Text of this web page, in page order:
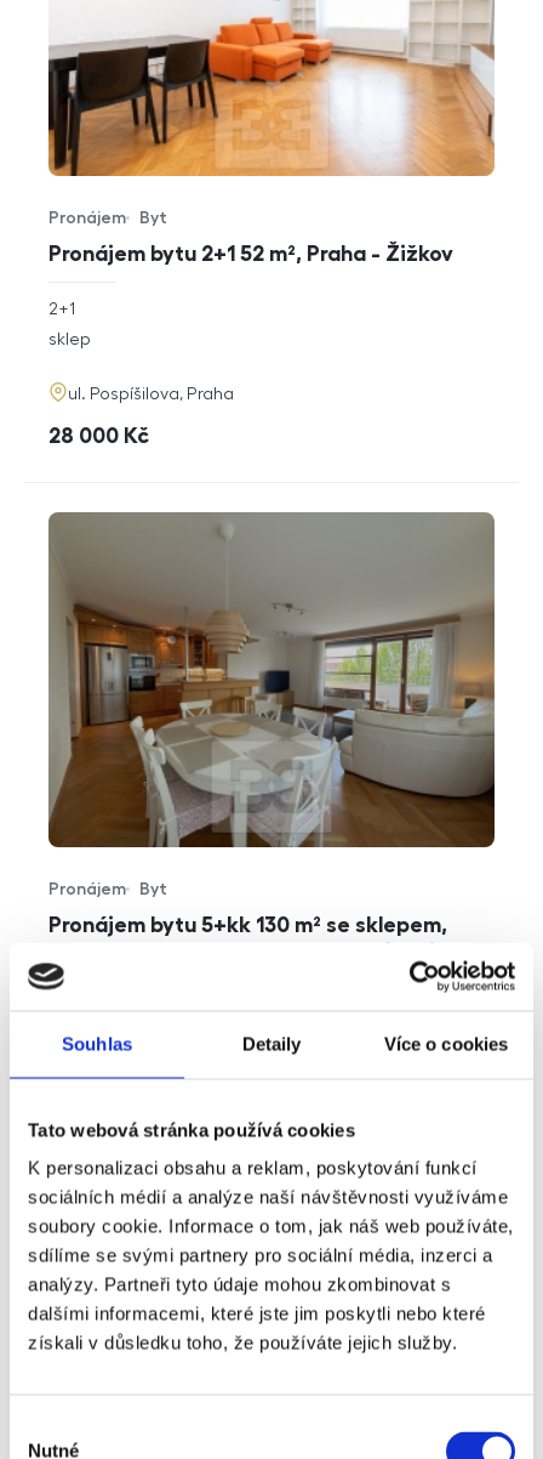
Souhlas Detaily Více o cookies
Tato webová stránka používá cookies
K personalizaci obsahu a reklam, poskytování funkcí
sociálních médií a analýze naší návštěvnosti využíváme
soubory cookie. Informace o tom, jak náš web používáte,
sdílíme se svými partnery pro sociální média, inzerci a
analýzy. Partneři tyto údaje mohou zkombinovat s
dalšími informacemi, které jste jim poskytli nebo které
získali v důsledku toho, že používáte jejich služby.
Nutné
Pronájem bytu 2+1 52 m², Praha - Žižkov
Typ nabídky
Pronájem
Typ nemovitosti
Byt
rozměry
2+1
funkce
sklep
adresa
ul. Pospíšilova, Praha
cena
28 000 Kč
Pronájem bytu 5+kk 130 m² se sklepem,
Typ nabídky
Pronájem
Typ nemovitosti
Byt
funkce
parkování sklep výtah
cena
49 000 Kč